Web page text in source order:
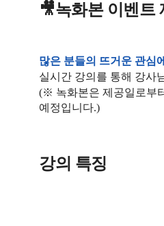
🎥녹화본 이벤트
많은 분들의 뜨거운 관심
실시간 강의를 통해 강사
(※ 녹화본은 제공일로부
예정입니다.)
강의 특징